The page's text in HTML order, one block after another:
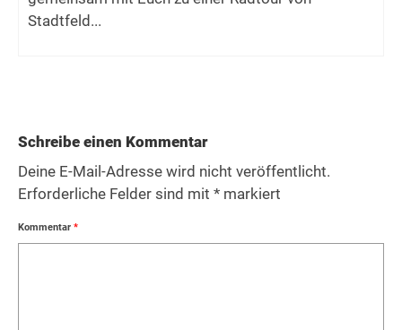
Stadtfeld...
Schreibe einen Kommentar
Deine E-Mail-Adresse wird nicht veröffentlicht.
Erforderliche Felder sind mit * markiert
Kommentar *